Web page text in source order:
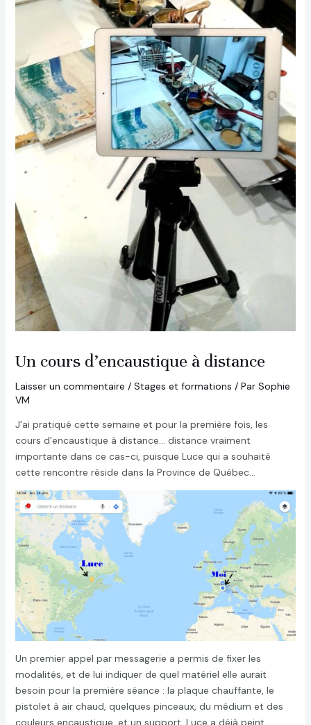
Un cours d’encaustique à distance
Laisser un commentaire / Stages et formations / Par Sophie
VM
J’ai pratiqué cette semaine et pour la première fois, les
cours d’encaustique à distance… distance vraiment
importante dans ce cas-ci, puisque Luce qui a souhaité
cette rencontre réside dans la Province de Québec…
Un premier appel par messagerie a permis de fixer les
modalités, et de lui indiquer de quel matériel elle aurait
besoin pour la première séance : la plaque chauffante, le
pistolet à air chaud, quelques pinceaux, du médium et des
couleurs encaustique, et un support. Luce a déjà peint